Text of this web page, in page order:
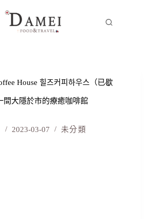
House 힐즈커피하우스（已歇
間大隱於市的療癒咖啡館
2023-03-07 未分類